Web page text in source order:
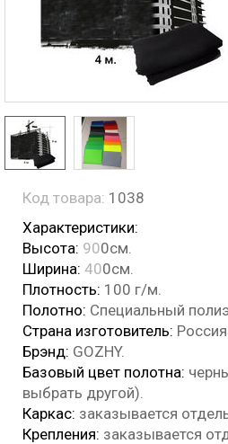
Код товара: 1038
Характеристики:
Высота: 900см.
Ширина: 400см.
Плотность: 100 г/м.
Полотно: Специальный
Страна изготовитель:
Брэнд: GOZHY.
Базовый цвет полотна:
выбрать другой).
Каркас: заказывается
Крепления: заказывается